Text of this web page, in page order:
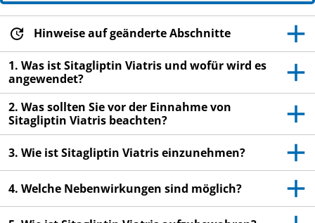
Dieses Arzneimittel wurde Ihnen persönlich
verschrieben. Geben Sie es nicht an Dritte weiter.
Es kann anderen Menschen schaden, auch wenn
diese die gleichen Beschwerden haben wie Sie.
Wenn Sie Nebenwirkungen bemerken, wenden Sie
sich an Ihren Arzt, Apotheker oder das
medizinische Fachpersonal. Dies gilt auch für
Nebenwirkungen, die nicht in dieser
Packungsbeilage angegeben sind. Siehe Abschnitt
4.
Hinweise auf geänderte Abschnitte
1. Was ist Sitagliptin Viatris und wofür wird es
angewendet?
2. Was sollten Sie vor der Einnahme von
Sitagliptin Viatris beachten?
3. Wie ist Sitagliptin Viatris einzunehmen?
4. Welche Nebenwirkungen sind möglich?